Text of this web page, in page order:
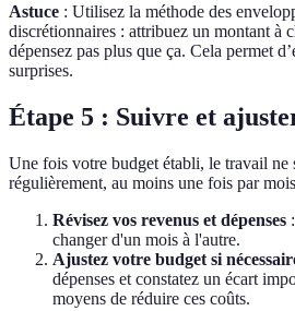
Astuce : Utilisez la méthode des
discrétionnaires : attribuez un montant à
dépensez pas plus que ça. Cela permet
surprises.
Étape 5 : Suivre et
Une fois votre budget établi, le travail ne
régulièrement, au moins une fois par
Révisez vos revenus et dépenses
changer d'un mois à l'autre.
Ajustez votre budget si
dépenses et constatez un écart
moyens de réduire ces coûts.